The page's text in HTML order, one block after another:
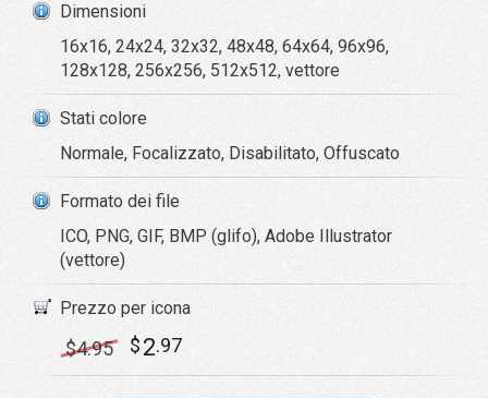
Dimensioni
16x16, 24x24, 32x32, 48x48, 64x64, 96x96,
128x128, 256x256, 512x512, vettore
Stati colore
Normale, Focalizzato, Disabilitato, Offuscato
Formato dei file
ICO, PNG, GIF, BMP (glifo), Adobe Illustrator
(vettore)
Prezzo per icona
$4.95 $2.97